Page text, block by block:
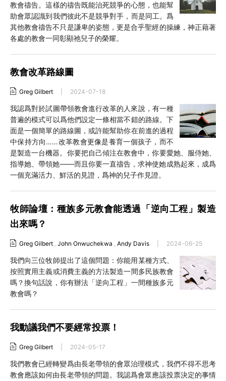
教會禱告。這樣的禱告既能治死競爭的心態，也能幫
助會眾認識到我們彼此不是競爭對手，而是同工。爲
其他教會禱告不只是謙卑的姿態，更是合乎聖經的操練，神正藉著
各處的教會一同彰顯祂兒子的榮耀。
教會改革路線圖
Greg Gilbert 2024-07-18
我認爲對於試圖帶領教會進行改革的人來說，有一種
普遍的模式可以爲他們設定一條相當不錯的路線。下
面是一個簡單的路線圖，或許能幫助你在前進的過程
中保持方向……改革教會更像是養育一個孩子，而不
是製造一台機器。你要把自己傾注在教會中，你要愛她、服侍她、
指導她、帶領她——而且你要一直禱告，求神使她成熟起來，成爲
一個充滿活力、鮮活的見證，爲神的兒子作見證。
牧師論壇：種族多元教會能透過「逆向工程」製造
出來嗎？
Greg Gilbert , John Onwuchekwa , Andy Davis 2024-06-25
我們向三位牧師提出了這個問題：你能用某種方式、
按照實用主義或消費主義的方法製造一間多民族教會
嗎？換句話說，你有辦法「逆向工程」一間種族多元
教會嗎？
我動議我們不要經常投票！
Greg Gilbert 2024-05-17
我們教會已經轉變爲由長老帶領的會眾治理模式，我們不得不思考
教會應該如何由長老帶領的問題。我認爲會眾應該投票決定的事情